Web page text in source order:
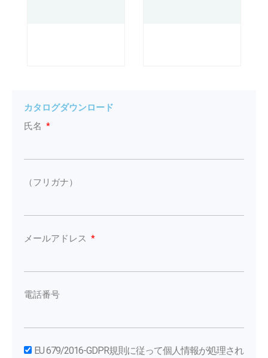
カタログダウンロード
氏名
（フリガナ）
メールアドレス
電話番号
EU 679/2016-GDPR規則に従って個人情報が処理され